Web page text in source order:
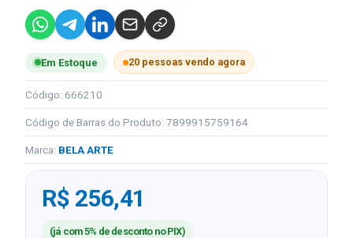
Em Estoque 20 pessoas vendo agora
Código: 666210
Código de Barras do Produto: 7899915759164
Marca: BELA ARTE
R$ 256,41
(já com 5% de desconto no PIX)